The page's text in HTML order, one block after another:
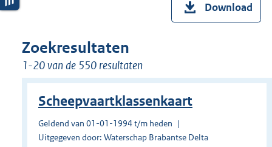
Download
Zoekresultaten
1-20 van de 550 resultaten
Scheepvaartklassenkaart
Geldend van 01-01-1994 t/m heden
Uitgegeven door: Waterschap Brabantse Delta